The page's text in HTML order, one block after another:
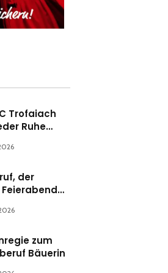
Trofaiach
Ruhe
der
zum
Bäuerin